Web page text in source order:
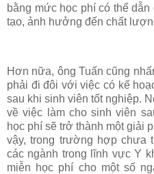
bằng mức học phí có thể
tạo, ảnh hưởng đến chất
Hơn nữa, ông Tuấn cũng
phải đi đôi với việc có kế
sau khi sinh viên tốt nghiệp.
về việc làm cho sinh viên
học phí sẽ trở thành một giải
vậy, trong trường hợp chưa
các ngành trong lĩnh vực Y
miễn học phí cho một số